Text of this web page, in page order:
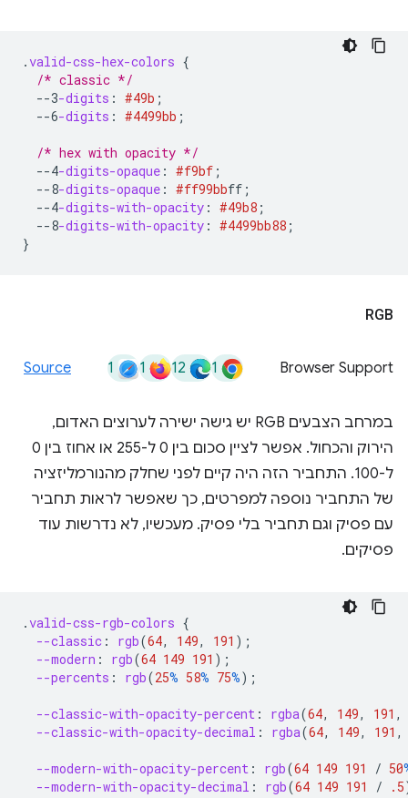
.valid-css-hex-colors {
/* classic */
--3-digits : #49b ;
--6-digits : #4499bb ;
/* hex with opacity */
--4-digits-opaque : #f9bf ;
--8-digits-opaque : #ff99bbff ;
--4-digits-with-opacity : #49b8 ;
--8-digits-with-opacity : #4499bb88 ;
}
RGB
Browser Support
1
12
1
1
Source
במרחב הצבעים RGB יש גישה ישירה לערוצים האדום,
הירוק והכחול. אפשר לציין סכום בין 0 ל-255 או אחוז בין 0
ל-100. התחביר הזה היה קיים לפני שחלק מהנורמליזציה
של התחביר נוספה למפרטים, כך שאפשר לראות תחביר
עם פסיק וגם תחביר בלי פסיק. מעכשיו, לא נדרשות עוד
פסיקים.
.valid-css-rgb-colors {
--classic : rgb(64, 149, 191 );
--modern : rgb(64 149 191 );
--percents : rgb(25% 58% 75%);
--classic-with-opacity-percent : rgba(64, 149, 191 ,
--classic-with-opacity-decimal : rgba(64, 149, 191 ,
--modern-with-opacity-percent : rgb(64 149 191 / 50
--modern-with-opacity-decimal : rgb(64 149 191 / .5